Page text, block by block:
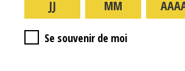
Se souvenir de moi